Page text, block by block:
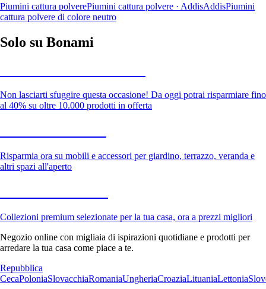
Piumini cattura polverePiumini cattura polvere · AddisAddisPiumini
cattura polvere di colore neutro
Solo su Bonami
Non lasciarti sfuggire questa occasione! Da oggi potrai risparmiare fino
al 40% su oltre 10.000 prodotti in offerta
Risparmia ora su mobili e accessori per giardino, terrazzo, veranda e
altri spazi all'aperto
Collezioni premium selezionate per la tua casa, ora a prezzi migliori
Negozio online con migliaia di ispirazioni quotidiane e prodotti per
arredare la tua casa come piace a te.
Repubblica
CecaPoloniaSlovacchiaRomaniaUngheriaCroaziaLituaniaLettonia